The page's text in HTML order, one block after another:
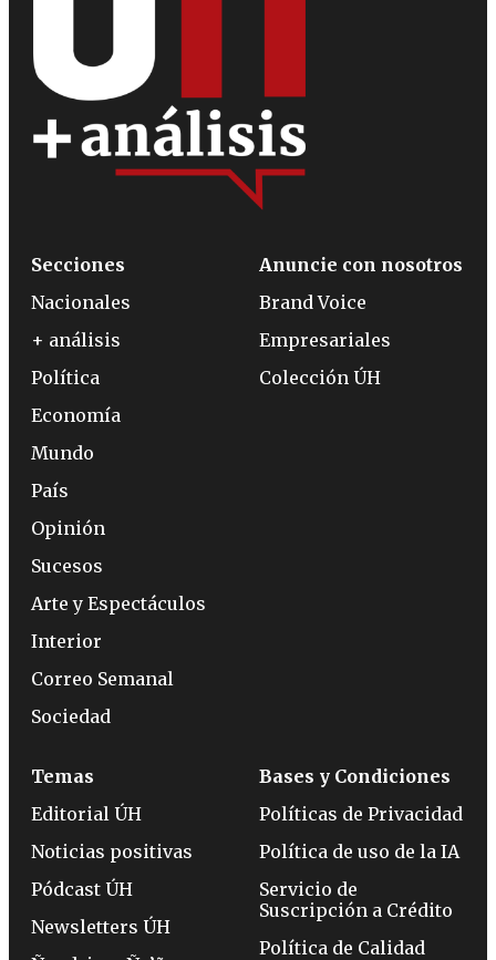
Secciones
Nacionales
+ análisis
Política
Economía
Mundo
País
Opinión
Sucesos
Arte y Espectáculos
Interior
Correo Semanal
Sociedad
Anuncie con nosotros
Brand Voice
Empresariales
Colección ÚH
Temas
Editorial ÚH
Noticias positivas
Pódcast ÚH
Newsletters ÚH
Bases y Condiciones
Políticas de Privacidad
Política de uso de la IA
Servicio de
Suscripción a Crédito
Política de Calidad